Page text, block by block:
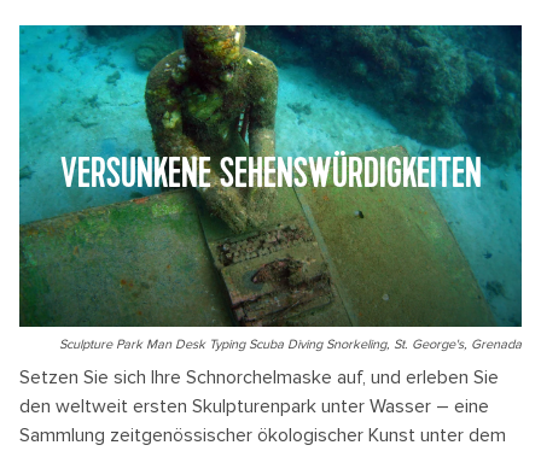
VERSUNKENE SEHENSWÜRDIGKEITEN
Sculpture Park Man Desk Typing Scuba Diving Snorkeling, St. George's, Grenada
Setzen Sie sich Ihre Schnorchelmaske auf, und erleben Sie
den weltweit ersten Skulpturenpark unter Wasser – eine
Sammlung zeitgenössischer ökologischer Kunst unter dem